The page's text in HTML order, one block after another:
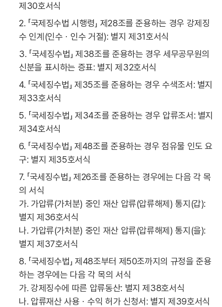
제30호서식
2. 「국제징수법 시행령」 제28조를 준용하는 경우 강제징
수 인계(인수ㆍ인수 거절): 별지 제31호서식
3. 「국세징수법」 제38조를 준용하는 경우 세무공무원의
신분을 표시하는 증표: 별지 제32호서식
4. 「국세징수법」 제35조를 준용하는 경우 수색조서: 별지
제33호서식
5. 「국세징수법」 제34조를 준용하는 경우 압류조서: 별지
제34호서식
6. 「국세징수법」 제48조를 준용하는 경우 점유물 인도 요
구: 별지 제35호서식
7. 「국세징수법」 제26조를 준용하는 경우에는 다음 각 목
의 서식
가. 가압류(가처분) 중인 재산 압류(압류해제) 통지(갑):
별지 제36호서식
나. 가압류(가처분) 중인 재산 압류(압류해제) 통지(을):
별지 제37호서식
8. 「국세징수법」 제48조부터 제50조까지의 규정을 준용
하는 경우에는 다음 각 목의 서식
가. 강제징수에 따른 압류동산: 별지 제38호서식
나. 압류재산 사용ㆍ수익 허가 신청서: 별지 제39호서식